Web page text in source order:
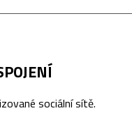
sociální sítě.